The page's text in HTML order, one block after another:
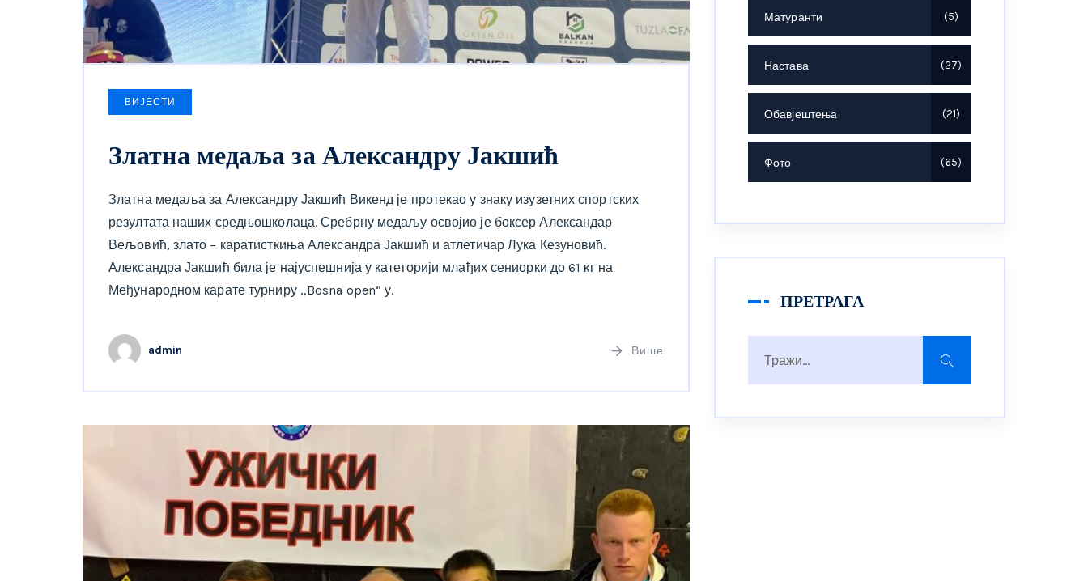
ВИЈЕСТИ
Златна медаља за Александру Јакшић
Златна медаља за Александру Јакшић Викенд је протекао у знаку изузетних спортских
резултата наших средњошколаца. Сребрну медаљу освојио је боксер Александар
Вељовић, злато – каратисткиња Александра Јакшић и атлетичар Лука Кезуновић.
Александра Јакшић била је најуспешнија у категорији млађих сениорки до 61 кг на
Међународном карате турниру ,,Bosna open“ у.
admin Више
Матуранти 5
Настава 27
Обавјештења 21
Фото 65
ПРЕТРАГА